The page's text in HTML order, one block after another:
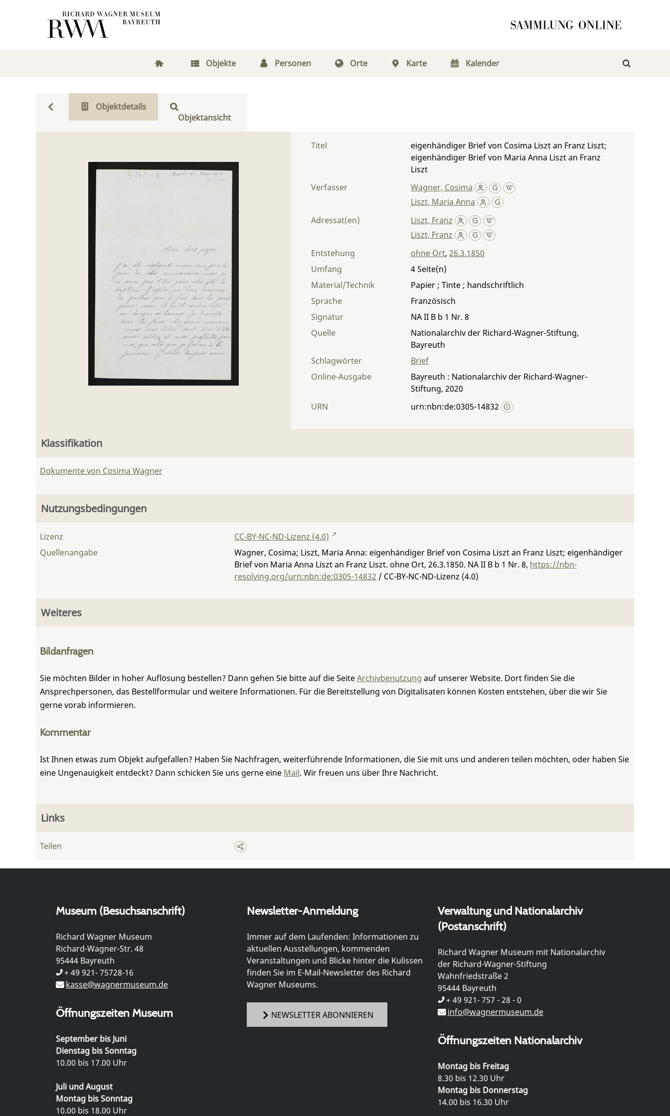
Objekte Personen Orte Karte Kalender
Objektdetails
Objektansicht
Titel
eigenhändiger Brief von Cosima Liszt an Franz Liszt;
eigenhändiger Brief von Maria Anna Liszt an Franz
Liszt
Verfasser
Wagner, Cosima
Liszt, Maria Anna
Adressat(en)
Liszt, Franz
Liszt, Franz
Entstehung
ohne Ort, 26.3.1850
Umfang
4
Material/Technik
Papier ; Tinte ; handschriftlich
Sprache
Französisch
Signatur
NA II B b 1 Nr. 8
Quelle
Nationalarchiv der Richard-Wagner-Stiftung,
Bayreuth
Schlagwörter
Brief
Online-Ausgabe
Bayreuth : Nationalarchiv der Richard-Wagner-
Stiftung, 2020
URN
urn:nbn:de:0305-14832
Klassifikation
Dokumente von Cosima Wagner
Nutzungsbedingungen
Lizenz
CC-BY-NC-ND-Lizenz (4.0)
Quellenangabe
Wagner, Cosima; Liszt, Maria Anna: eigenhändiger Brief von Cosima Liszt an Franz Liszt; eigenhändiger
Brief von Maria Anna Liszt an Franz Liszt. ohne Ort, 26.3.1850. NA II B b 1 Nr. 8, https://nbn-
resolving.org/urn:nbn:de:0305-14832 / CC-BY-NC-ND-Lizenz (4.0)
Weiteres
Bildanfragen
Sie möchten Bilder in hoher Auflösung bestellen? Dann gehen Sie bitte auf die SeiteArchivbenutzung auf unserer Website. Dort finden Sie die
Ansprechpersonen, das Bestellformular und weitere Informationen. Für die Bereitstellung von Digitalisaten können Kosten entstehen, über die wir Sie
gerne vorab informieren.
Kommentar
Ist Ihnen etwas zum Objekt aufgefallen? Haben Sie Nachfragen, weiterführende Informationen, die Sie mit uns und anderen teilen möchten, oder haben Sie
eine Ungenauigkeit entdeckt? Dann schicken Sie uns gerne eine Mail. Wir freuen uns über Ihre Nachricht.
Links
Teilen
Museum (Besuchsanschrift)
Richard Wagner Museum
Richard-Wagner-Str. 48
95444 Bayreuth
+ 49 921- 75728-16
kasse@wagnermuseum.de
Öffnungszeiten Museum
September bis Juni
Dienstag bis Sonntag
10.00 bis 17.00 Uhr
Juli und August
Montag bis Sonntag
10.00 bis 18.00 Uhr
Newsletter-Anmeldung
Immer auf dem Laufenden: Informationen zu
aktuellen Ausstellungen, kommenden
Veranstaltungen und Blicke hinter die Kulissen
finden Sie im E-Mail-Newsletter des Richard
Wagner Museums.
NEWSLETTER ABONNIEREN
Verwaltung und Nationalarchiv
(Postanschrift)
Richard Wagner Museum mit Nationalarchiv
der Richard-Wagner-Stiftung
Wahnfriedstraße 2
95444 Bayreuth
+ 49 921- 757 - 28 - 0
info@wagnermuseum.de
Öffnungszeiten Nationalarchiv
Montag bis Freitag
8.30 bis 12.30 Uhr
Montag bis Donnerstag
14.00 bis 16.30 Uhr